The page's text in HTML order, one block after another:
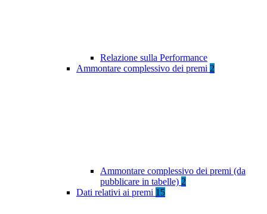
Relazione sulla Performance
Ammontare complessivo dei premi 2
Ammontare complessivo dei premi (da
pubblicare in tabelle) 2
Dati relativi ai premi 15